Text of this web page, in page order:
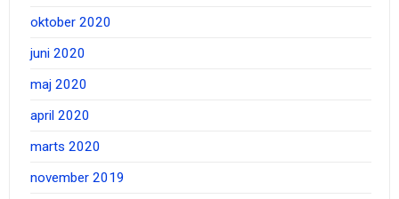
oktober 2020
juni 2020
maj 2020
april 2020
marts 2020
november 2019